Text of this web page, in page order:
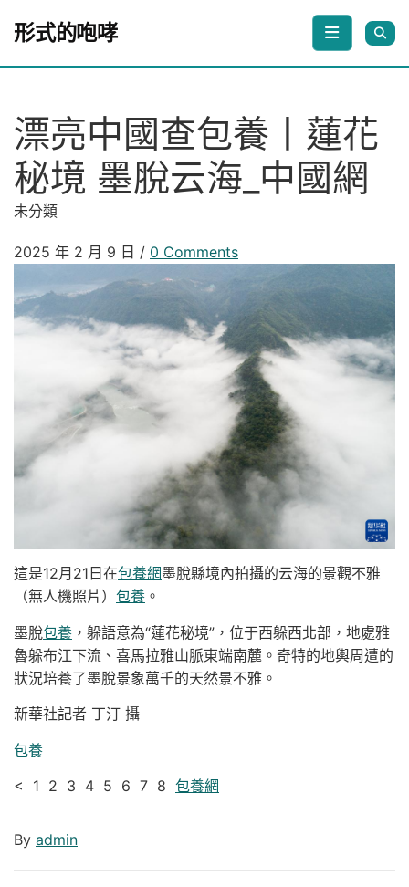
形式的咆哮
漂亮中國查包養丨蓮花
秘境 墨脫云海_中國網
未分類
2025 年 2 月 9 日 / 0 Comments
這是12月21日在包養網墨脫縣境內拍攝的云海的景觀不雅
（無人機照片） 包養 。
墨脫包養 ，躲語意為“蓮花秘境”，位于西躲西北部，地處雅
魯躲布江下流、喜馬拉雅山脈東端南麓。奇特的地輿周遭的
狀況培養了墨脫景象萬千的天然景不雅。
新華社記者 丁汀 攝
包養
< 1 2 3 4 5 6 7 8 包養網
By admin